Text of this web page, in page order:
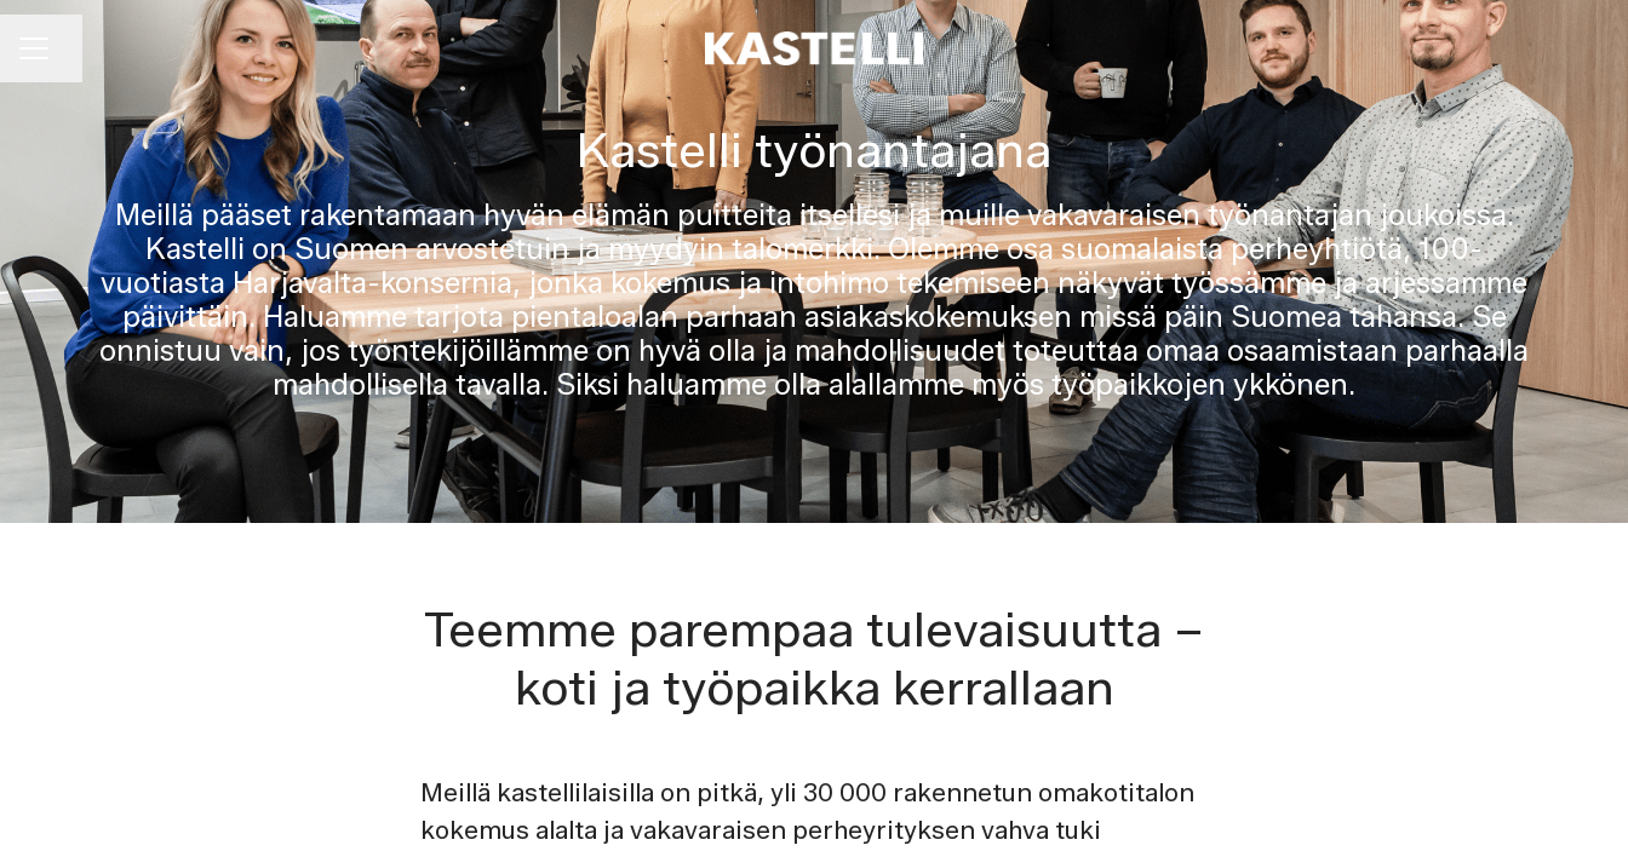
Kastelli työnantajana
Meillä pääset rakentamaan hyvän elämän puitteita itsellesi ja muille vakavaraisen työnantajan joukoissa.
Kastelli on Suomen arvostetuin ja myydyin talomerkki. Olemme osa suomalaista perheyhtiötä, 100-
vuotiasta Harjavalta-konsernia, jonka kokemus ja intohimo tekemiseen näkyvät työssämme ja arjessamme
päivittäin. Haluamme tarjota pientaloalan parhaan asiakaskokemuksen missä päin Suomea tahansa. Se
onnistuu vain, jos työntekijöillämme on hyvä olla ja mahdollisuudet toteuttaa omaa osaamistaan parhaalla
mahdollisella tavalla. Siksi haluamme olla alallamme myös työpaikkojen ykkönen.
Teemme parempaa tulevaisuutta –
koti ja työpaikka kerrallaan
Meillä kastellilaisilla on pitkä, yli 30 000 rakennetun omakotitalon
kokemus alalta ja vakavaraisen perheyrityksen vahva tuki